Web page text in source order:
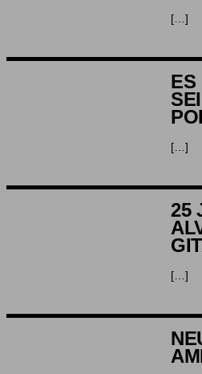
[…]
ES
[…]
25
[…]